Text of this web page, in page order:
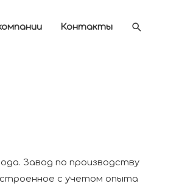
Контакты Поиск
Завод по производству
с учетом опыта